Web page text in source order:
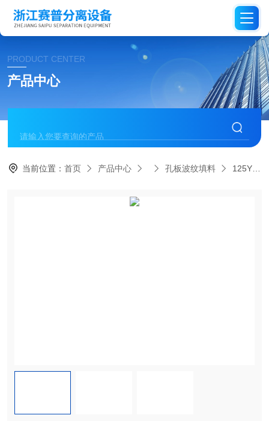
PRODUCT CENTER
产品中心
当前位置：首页 产品中心 孔板波纹填料 125Y/250Y/350Y分离器用聚结器250Y孔板波纹规整填料